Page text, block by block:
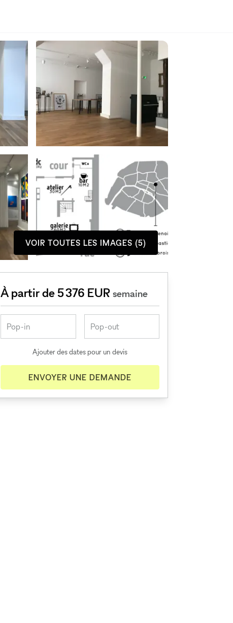
VOIR TOUTES LES IMAGES (5)
À partir de 5 376 EURsemaine
Ajouter des dates pour un devis
ENVOYER UNE DEMANDE